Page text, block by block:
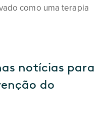
como uma terapia
notícias para
do